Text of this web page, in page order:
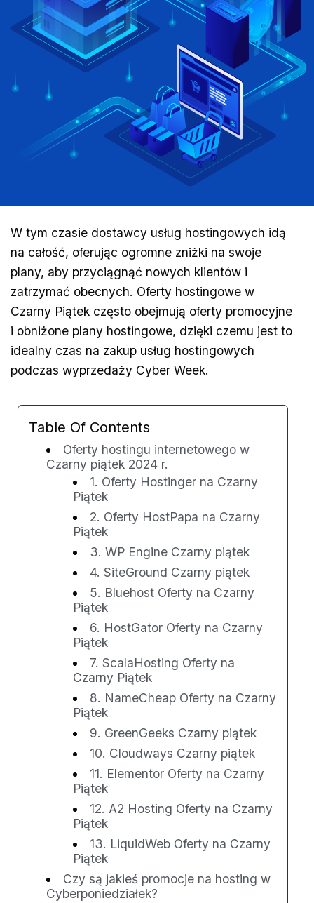
W tym czasie dostawcy usług hostingowych idą
na całość, oferując ogromne zniżki na swoje
plany, aby przyciągnąć nowych klientów i
zatrzymać obecnych. Oferty hostingowe w
Czarny Piątek często obejmują oferty promocyjne
i obniżone plany hostingowe, dzięki czemu jest to
idealny czas na zakup usług hostingowych
podczas wyprzedaży Cyber Week.
Table Of Contents
Oferty hostingu internetowego w
Czarny piątek 2024 r.
1. Oferty Hostinger na Czarny
Piątek
2. Oferty HostPapa na Czarny
Piątek
3. WP Engine Czarny piątek
4. SiteGround Czarny piątek
5. Bluehost Oferty na Czarny
Piątek
6. HostGator Oferty na Czarny
Piątek
7. ScalaHosting Oferty na
Czarny Piątek
8. NameCheap Oferty na Czarny
Piątek
9. GreenGeeks Czarny piątek
10. Cloudways Czarny piątek
11. Elementor Oferty na Czarny
Piątek
12. A2 Hosting Oferty na Czarny
Piątek
13. LiquidWeb Oferty na Czarny
Piątek
Czy są jakieś promocje na hosting w
Cyberponiedziałek?